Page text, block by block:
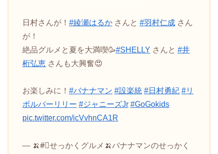
日村さんが！ #綾瀬はるかさんと #羽村仁成さん
が！
絶品グルメと夏を大満喫🥳#SHELLY さんと #井
桁弘恵さんも大興奮😍
お楽しみに！ #バナナマン #設楽統 #日村勇紀 #リ
ボルバーリリー #ジャニーズJr #GoGokids
pic.twitter.com/icVvhnCA1R
— 🍌#⃣せっかくグルメ🍌バナナマンのせっかく